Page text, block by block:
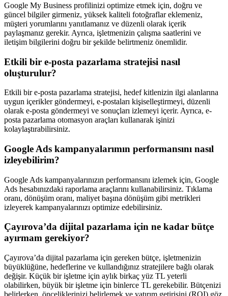
Google My Business profilinizi optimize etmek için, doğru ve
güncel bilgiler girmeniz, yüksek kaliteli fotoğraflar eklemeniz,
müşteri yorumlarını yanıtlamanız ve düzenli olarak içerik
paylaşmanız gerekir. Ayrıca, işletmenizin çalışma saatlerini ve
iletişim bilgilerini doğru bir şekilde belirtmeniz önemlidir.
Etkili bir e-posta pazarlama stratejisi nasıl
oluşturulur?
Etkili bir e-posta pazarlama stratejisi, hedef kitlenizin ilgi alanlarına
uygun içerikler göndermeyi, e-postaları kişiselleştirmeyi, düzenli
olarak e-posta göndermeyi ve sonuçları izlemeyi içerir. Ayrıca, e-
posta pazarlama otomasyon araçları kullanarak işinizi
kolaylaştırabilirsiniz.
Google Ads kampanyalarımın performansını nasıl
izleyebilirim?
Google Ads kampanyalarınızın performansını izlemek için, Google
Ads hesabınızdaki raporlama araçlarını kullanabilirsiniz. Tıklama
oranı, dönüşüm oranı, maliyet başına dönüşüm gibi metrikleri
izleyerek kampanyalarınızı optimize edebilirsiniz.
Çayırova’da dijital pazarlama için ne kadar bütçe
ayırmam gerekiyor?
Çayırova’da dijital pazarlama için gereken bütçe, işletmenizin
büyüklüğüne, hedeflerine ve kullandığınız stratejilere bağlı olarak
değişir. Küçük bir işletme için aylık birkaç yüz TL yeterli
olabilirken, büyük bir işletme için binlerce TL gerekebilir. Bütçenizi
belirlerken, önceliklerinizi belirlemek ve yatırım getirisini (ROI) göz